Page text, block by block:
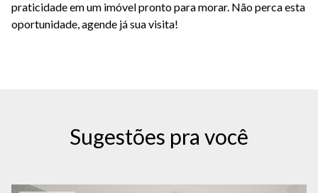
praticidade em um imóvel pronto para morar. Não perca esta
oportunidade, agende já sua visita!
Sugestões pra você